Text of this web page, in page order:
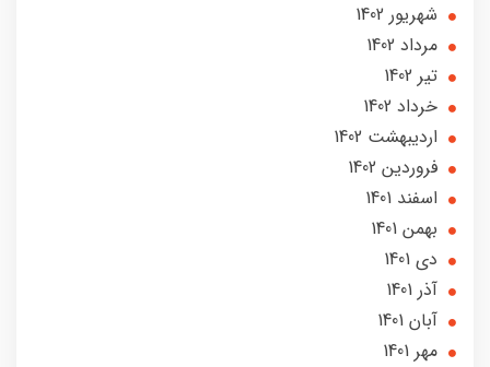
شهریور 1402
مرداد 1402
تير 1402
خرداد 1402
ارديبهشت 1402
فروردین 1402
اسفند 1401
بهمن 1401
دی 1401
آذر 1401
آبان 1401
مهر 1401